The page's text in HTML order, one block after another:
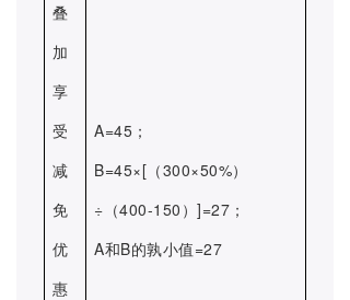
叠
加
享
受
减
免
优
惠
A=45；
B=45×[（300×50%）
÷（400-150）]=27；
A和B的孰小值=27